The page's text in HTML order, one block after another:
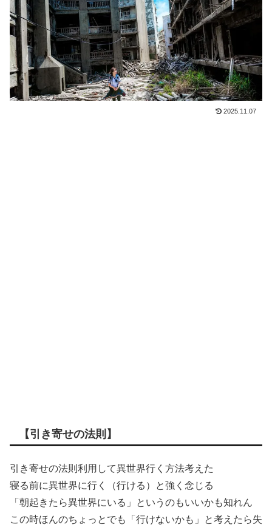
2025.11.07
【引き寄せの法則】
引き寄せの法則利用して異世界行く方法考えた
寝る前に異世界に行く（行ける）と強く念じる
「朝起きたら異世界にいる」というのもいいかも知れん
この時ほんのちょっとでも「行けないかも」と考えたら失